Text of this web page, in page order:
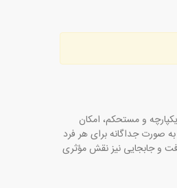
و مستحکم، امکان
صورت جداگانه برای هر فرد
و جابجایی نیز نقش مؤثری